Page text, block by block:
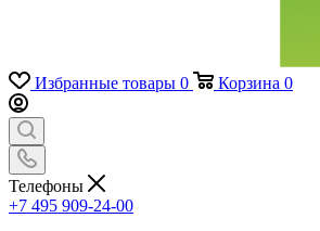
Избранные товары 0 Корзина 0
Телефоны
+7 495 909-24-00